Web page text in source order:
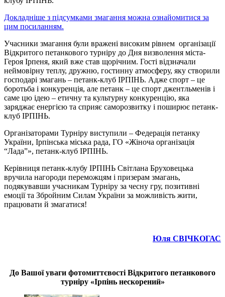
Докладніше з підсумками змагання можна ознайомитися за
цим посиланням.
Учасники змагання були вражені високим рівнем організації
Відкритого петанкового турніру до Дня визволення міста-
Героя Ірпеня, який вже став щорічним. Гості відзначали
неймовірну теплу, дружню, гостинну атмосферу, яку створили
господарі змагань – петанк-клуб ІРПІНЬ. Адже спорт – це
боротьба і конкуренція, але петанк – це спорт джентльменів і
саме цю ідею – етичну та культурну конкуренцію, яка
заряджає енергією та сприяє саморозвитку і поширює петанк-
клуб ІРПІНЬ.
Організаторами Турніру виступили – Федерація петанку
України, Ірпінська міська рада, ГО «Жіноча організація
“Лада”», петанк-клуб ІРПІНЬ.
Керівниця петанк-клубу ІРПІНЬ Світлана Бруховецька
вручила нагороди переможцям і призерам змагань,
подякувавши учасникам Турніру за чесну гру, позитивні
емоції та Збройним Силам України за можливість жити,
працювати й змагатися!
Юля СВІЧКОГАС
До Вашої уваги фотомиттєвості Відкритого петанкового
турніру «Ірпінь нескорений»